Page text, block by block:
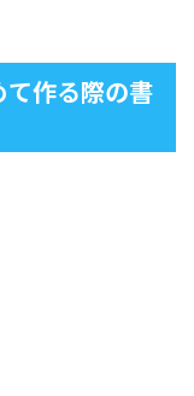
て作る際の書